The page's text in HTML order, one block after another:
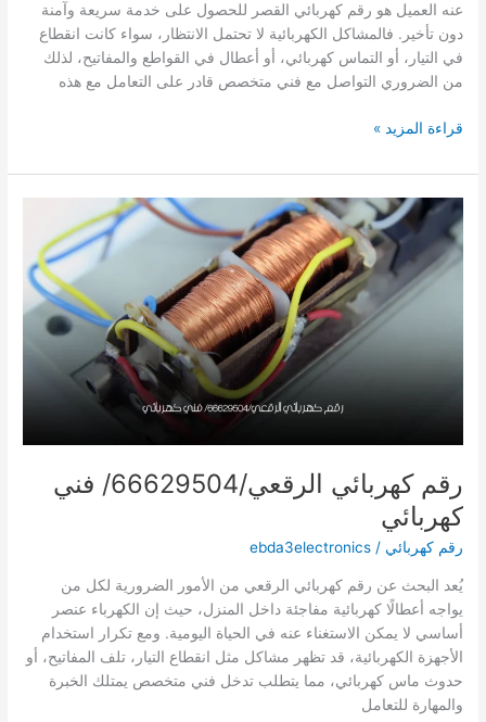
عنه العميل هو رقم كهربائي القصر للحصول على خدمة سريعة وآمنة
دون تأخير. فالمشاكل الكهربائية لا تحتمل الانتظار، سواء كانت انقطاع
في التيار، أو التماس كهربائي، أو أعطال في القواطع والمفاتيح، لذلك
من الضروري التواصل مع فني متخصص قادر على التعامل مع هذه
رقم
القصر/66629504/
فني
كهربائي
هندى
قراءة المزيد »
رقم كهربائي الرقعي/66629504/ فني
كهربائي
رقم كهربائي /
ebda3electronics
يُعد البحث عن رقم كهربائي الرقعي من الأمور الضرورية لكل من
يواجه أعطالًا كهربائية مفاجئة داخل المنزل، حيث إن الكهرباء عنصر
أساسي لا يمكن الاستغناء عنه في الحياة اليومية. ومع تكرار استخدام
الأجهزة الكهربائية، قد تظهر مشاكل مثل انقطاع التيار، تلف المفاتيح، أو
حدوث ماس كهربائي، مما يتطلب تدخل فني متخصص يمتلك الخبرة
والمهارة للتعامل